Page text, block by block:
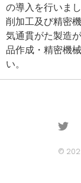
の導入を行いま
削加工及び精密
気通貫がた製造
品作成・精密機
い。
©